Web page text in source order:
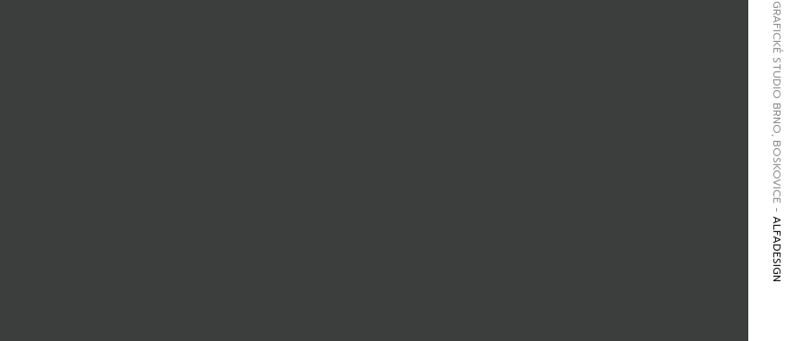
GRAFICKÉ STUDIO BRNO, BOSKOVICE -
ALFADESIGN